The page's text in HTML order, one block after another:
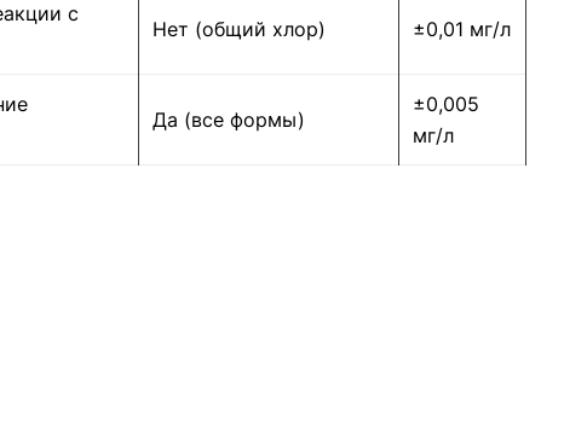
с
Нет (общий хлор) ±0,01 мг/л
Да (все формы)
±0,005
мг/л